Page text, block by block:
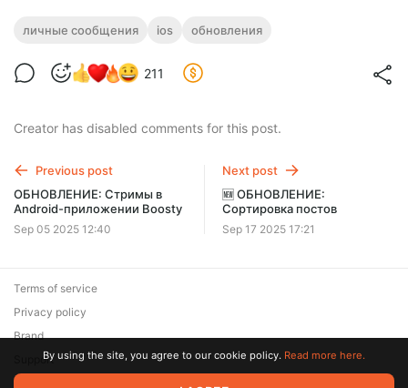
личные сообщения ios обновления
211
Creator has disabled comments for this post.
Previous post
ОБНОВЛЕНИЕ: Стримы в
Android-приложении Boosty
Sep 05 2025 12:40
Next post
🆕 ОБНОВЛЕНИЕ:
Сортировка постов
Sep 17 2025 17:21
Terms of service
Privacy policy
Brand
SupportBy using the site, you agree to our cookie policy. Read more here.